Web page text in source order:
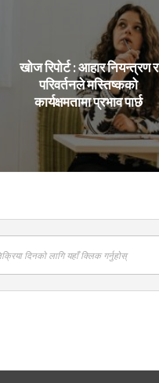
खोज रिपोर्ट : आहार नियन्त्रण र
परिवर्तनले मस्तिष्कको
कार्यक्षमतामा प्रभाव पार्छ
दिनको लागि यहाँ क्लिक गर्नुहोस्